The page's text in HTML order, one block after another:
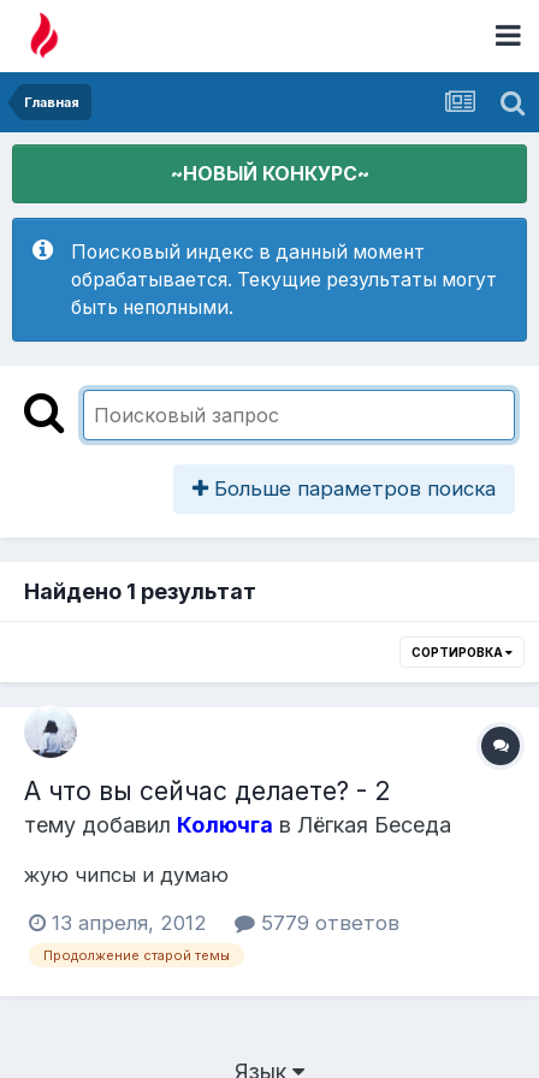
Главная
~НОВЫЙ КОНКУРС~
Поисковый индекс в данный момент
обрабатывается. Текущие результаты могут
быть неполными.
Больше параметров поиска
Найдено 1 результат
СОРТИРОВКА
А что вы сейчас делаете? - 2
тему добавил Колючга в Лёгкая Беседа
жую чипсы и думаю
13 апреля, 2012 5779 ответов
Продолжение старой темы
Язык